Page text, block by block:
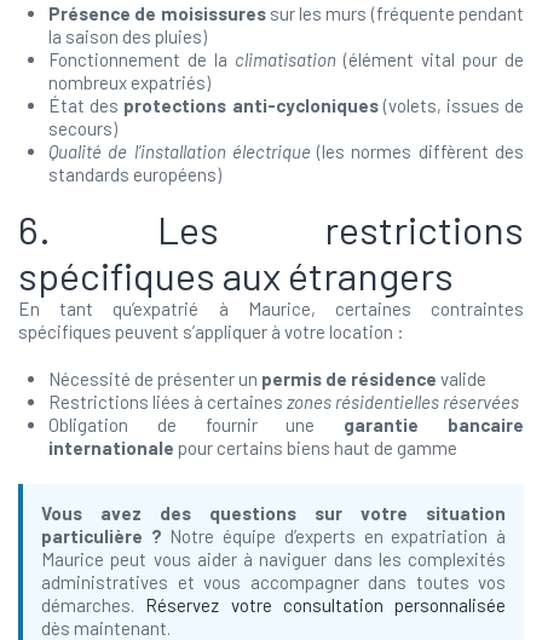
Présence de moisissuressur les murs (fréquente pendant
la saison des pluies)
Fonctionnement de la climatisation (élément vital pour de
nombreux expatriés)
État des protections anti-cycloniques(volets, issues de
secours)
Qualité de l’installation électrique (les normes diffèrent des
standards européens)
6. Les restrictions
spécifiques aux étrangers
En tant qu’expatrié à Maurice, certaines contraintes
spécifiques peuvent s’appliquer à votre location :
Nécessité de présenter un permis de résidence valide
Restrictions liées à certaines zones résidentielles réservées
Obligation de fournir une garantie bancaire
internationale pour certains biens haut de gamme
Vous avez des questions sur votre situation
particulière ? Notre équipe d’experts en expatriation à
Maurice peut vous aider à naviguer dans les complexités
administratives et vous accompagner dans toutes vos
démarches. Réservez votre consultation personnalisée
dès maintenant.